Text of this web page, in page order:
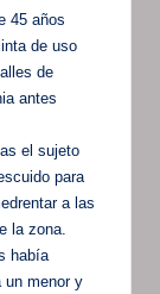
45 años
de uso
de
antes
el sujeto
para
a las
la zona.
había
un menor y